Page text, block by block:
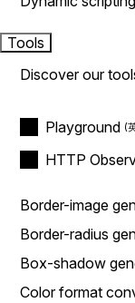
Tools
Discover our
Playground
HTTP
Border-image
Border-radius
Box-shadow
Color format